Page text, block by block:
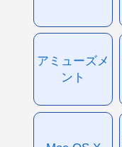
アミューズメ
ント